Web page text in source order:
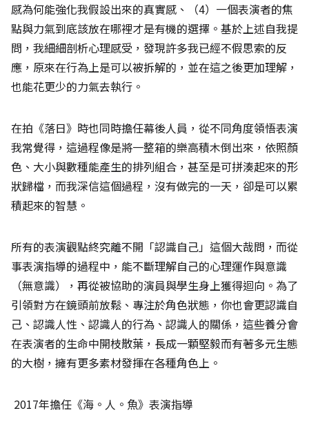
感為何能強化我假設出來的真實感、（4）一個表演者的焦
點與力氣到底該放在哪裡才是有機的選擇。基於上述自我提
問，我細細剖析心理感受，發現許多我已經不假思索的反
應，原來在行為上是可以被拆解的，並在這之後更加理解，
也能花更少的力氣去執行。
在拍《落日》時也同時擔任幕後人員，從不同角度領悟表演
我常覺得，這過程像是將一整箱的樂高積木倒出來，依照顏
色、大小與數種能產生的排列組合，甚至是可拼湊起來的形
狀歸檔，而我深信這個過程，沒有做完的一天，卻是可以累
積起來的智慧。
所有的表演觀點終究離不開「認識自己」這個大哉問，而從
事表演指導的過程中，能不斷理解自己的心理運作與意識
（無意識），再從被協助的演員與學生身上獲得迴向。為了
引領對方在鏡頭前放鬆、專注於角色狀態，你也會更認識自
己、認識人性、認識人的行為、認識人的關係，這些養分會
在表演者的生命中開枝散葉，長成一顆堅毅而有著多元生態
的大樹，擁有更多素材發揮在各種角色上。
2017年擔任《海。人。魚》表演指導